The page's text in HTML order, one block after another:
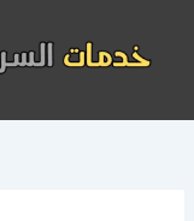
المحتوى